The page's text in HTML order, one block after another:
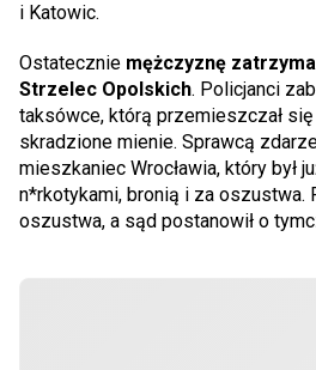
i Katowic.
Ostatecznie mężczyznę
Strzelec Opolskich. Policjanci
taksówce, którą przemieszczał
skradzione mienie. Sprawcą
mieszkaniec Wrocławia, który był
n*rkotykami, bronią i za oszustwa.
oszustwa, a sąd postanowił o